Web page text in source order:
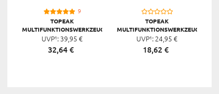
9
TOPEAK
MULTIFUNKTIONSWERKZEUG
MINI 20 PRO
UVP¹: 39,95 €
32,64€
TOPEAK
MULTIFUNKTIONSWERKZEUG
MINI 9 PRO
UVP¹: 24,95 €
18,62 €